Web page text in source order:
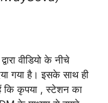
वीडियो के नीचे
गया है। इसके साथ ही
कि कृपया , स्टेशन का